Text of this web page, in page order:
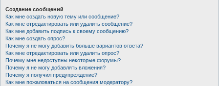
Создание сообщений
Как мне создать новую тему или сообщение?
Как мне отредактировать или удалить сообщение?
Как мне добавить подпись к своему сообщению?
Как мне создать опрос?
Почему я не могу добавить больше вариантов ответа?
Как мне отредактировать или удалить опрос?
Почему мне недоступны некоторые форумы?
Почему я не могу добавлять вложения?
Почему я получил предупреждение?
Как мне пожаловаться на сообщения модератору?